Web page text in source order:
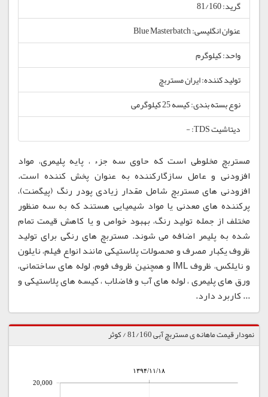
گرید: 81/160
عنوان انگلیسی: Blue Masterbatch
واحد: کیلوگرم
تولید کننده: ایران مستربچ
نوع بسته بندی: کیسه 25 کیلوگرمی
دیتاشیت TDS: -
مستربچ مخلوطی است که حاوی سه جزء ، پایه پلیمری، مواد
افزودنی و عامل سازگارکننده به عنوان پخش کننده است.
افزودنی های مستربچ شامل مقدار زیادی پودر رنگ (پیگمنت)،
پرکننده های معدنی یا مواد شیمیایی هستند که به سه منظور
مختلف از جمله تولید رنگ، بهبود خواص و یا کاهش قیمت تمام
شده به پلیمر اضافه می شوند. مستربچ های رنگی برای تولید
ظروف یکبار مصرف و محصولات پلاستیکی مانند انواع فیلم، نایلون
و نایلکس، ظروف IML و همچنین ظروف فوم، لوله های ساختمانی،
ورق های پلیمری ، لوله های آب و فاضلاب ، کیسه های پلاستیکی و
... کاربرد دارد.
نمودار قیمت ماهانه ی مستربچ آبی 81/160 / کوثر
۱۳۹۴/۱۱/۱۸
20,000